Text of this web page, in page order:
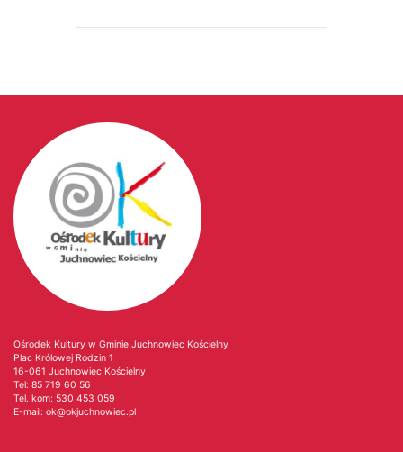
Ośrodek Kultury w Gminie Juchnowiec Kościelny
Plac Królowej Rodzin 1
16-061 Juchnowiec Kościelny
Tel: 85 719 60 56
Tel. kom: 530 453 059
E-mail: ok@okjuchnowiec.pl